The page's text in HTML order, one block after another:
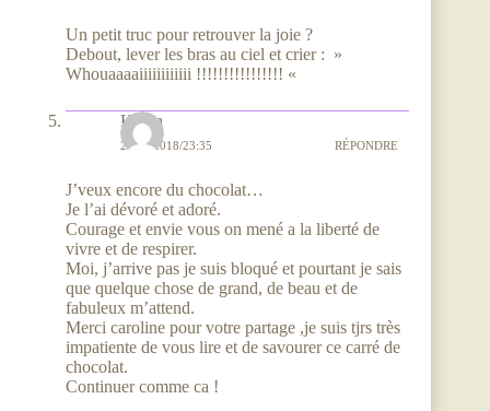
Un petit truc pour retrouver la joie ?
Debout, lever les bras au ciel et crier : »
Whouaaaaiiiiiiiiiiii !!!!!!!!!!!!!!!! «
Karen
25/04/2018/23:35 RÉPONDRE
J’veux encore du chocolat…
Je l’ai dévoré et adoré.
Courage et envie vous on mené a la liberté de
vivre et de respirer.
Moi, j’arrive pas je suis bloqué et pourtant je sais
que quelque chose de grand, de beau et de
fabuleux m’attend.
Merci caroline pour votre partage ,je suis tjrs très
impatiente de vous lire et de savourer ce carré de
chocolat.
Continuer comme ca !